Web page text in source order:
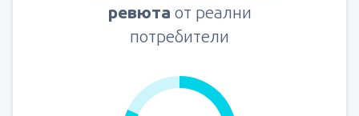
ревюта от реални
потребители